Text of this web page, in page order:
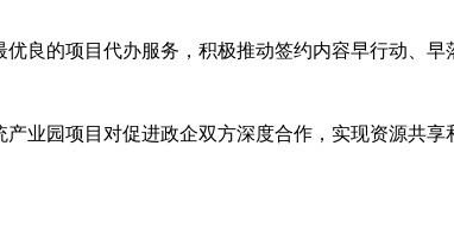
良的项目代办服务，积极推动签约内容早行动、
业园项目对促进政企双方深度合作，实现资源共